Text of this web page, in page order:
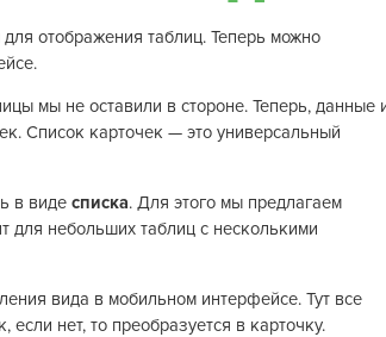
отображения таблиц. Теперь можно
мы не оставили в стороне. Теперь, данные
Список карточек — это универсальный
в виде списка. Для этого мы предлагаем
для небольших таблиц с несколькими
вида в мобильном интерфейсе. Тут все
нет, то преобразуется в карточку.